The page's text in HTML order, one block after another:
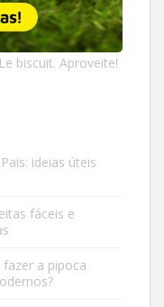
biscuit. Aproveite!
ideias úteis
fáceis e
a pipoca